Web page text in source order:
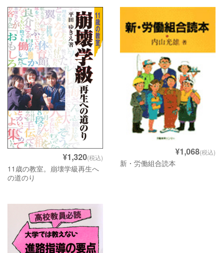
¥1,320(税込)
11歳の教室。崩壊学級再生へ
の道のり
¥1,068(税込)
新・労働組合読本